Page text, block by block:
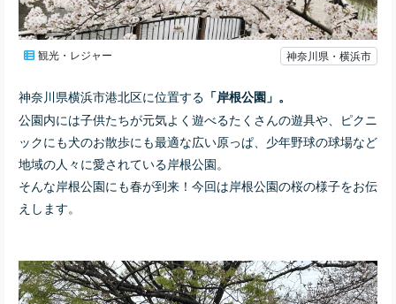
観光・レジャー 神奈川県・横浜市
神奈川県横浜市港北区に位置する 「岸根公園」。
公園内には子供たちが元気よく遊べるたくさんの遊具や、ピクニ
ックにも犬のお散歩にも最適な広い原っぱ、少年野球の球場など
地域の人々に愛されている岸根公園。
そんな岸根公園にも春が到来！今回は岸根公園の桜の様子をお伝
えします。